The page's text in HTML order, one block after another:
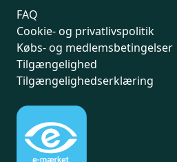
FAQ
Cookie- og privatlivspolitik
Købs- og medlemsbetingelser
Tilgængelighed
Tilgængelighedserklæring